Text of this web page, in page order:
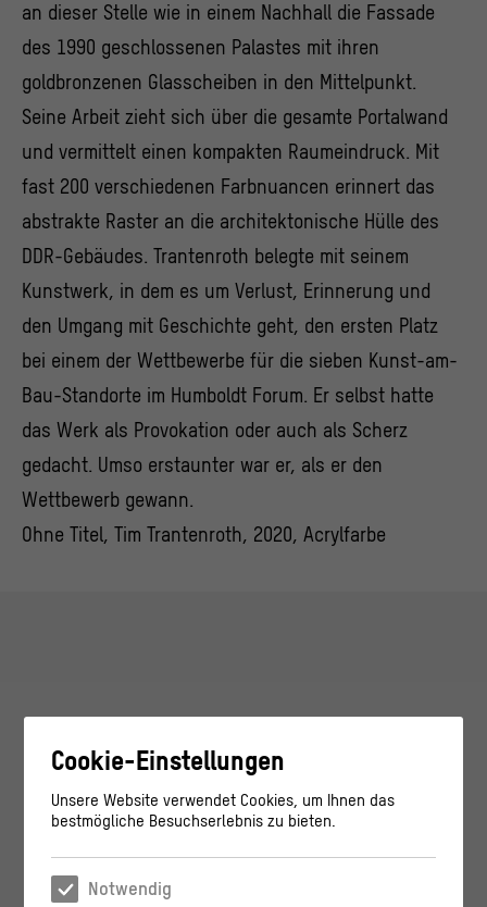
an dieser Stelle wie in einem Nachhall die Fassade
des 1990 geschlossenen Palastes mit ihren
goldbronzenen Glasscheiben in den Mittelpunkt.
Seine Arbeit zieht sich über die gesamte Portalwand
und vermittelt einen kompakten Raumeindruck. Mit
fast 200 verschiedenen Farbnuancen erinnert das
abstrakte Raster an die architektonische Hülle des
DDR-Gebäudes. Trantenroth belegte mit seinem
Kunstwerk, in dem es um Verlust, Erinnerung und
den Umgang mit Geschichte geht, den ersten Platz
bei einem der Wettbewerbe für die sieben Kunst-am-
Bau-Standorte im Humboldt Forum. Er selbst hatte
das Werk als Provokation oder auch als Scherz
gedacht. Umso erstaunter war er, als er den
Wettbewerb gewann.
Ohne Titel, Tim Trantenroth, 2020, Acrylfarbe
Cookie-Einstellungen
Unsere Website verwendet Cookies, um Ihnen das
bestmögliche Besuchserlebnis zu bieten.
Notwendig